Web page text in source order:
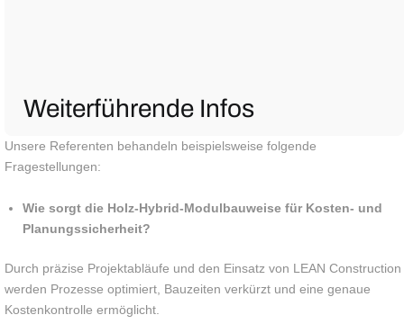
Weiterführende Infos
Unsere Referenten behandeln beispielsweise folgende
Fragestellungen:
Wie sorgt die Holz-Hybrid-Modulbauweise für Kosten- und
Planungssicherheit?
Durch präzise Projektabläufe und den Einsatz von LEAN Construction
werden Prozesse optimiert, Bauzeiten verkürzt und eine genaue
Kostenkontrolle ermöglicht.